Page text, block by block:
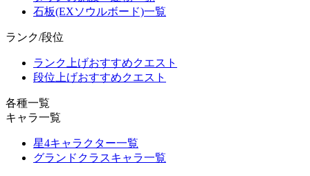
石板(EXソウルボード)一覧
ランク/段位
ランク上げおすすめクエスト
段位上げおすすめクエスト
各種一覧
キャラ一覧
星4キャラクター一覧
グランドクラスキャラ一覧